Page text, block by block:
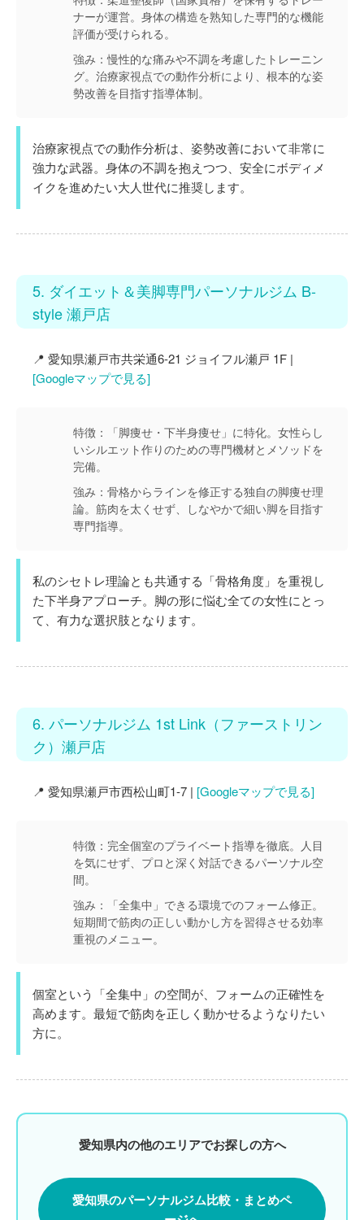
ナーが運営。身体の構造を熟知した専門的な機能
評価が受けられる。
強み：慢性的な痛みや不調を考慮したトレーニン
グ。治療家視点での動作分析により、根本的な姿
勢改善を目指す指導体制。
治療家視点での動作分析は、姿勢改善において非常に
強力な武器。身体の不調を抱えつつ、安全にボディメ
イクを進めたい大人世代に推奨します。
5. ダイエット＆美脚専門パーソナルジム B-
style 瀬戸店
📍 愛知県瀬戸市共栄通6-21 ジョイフル瀬戸 1F |
[Googleマップで見る]
特徴：
「脚痩せ・下半身痩せ」に特化。女性らし
いシルエット作りのための専門機材とメソッドを
完備。
強み： 骨格からラインを修正する独自の脚痩せ理
論。筋肉を太くせず、しなやかで細い脚を目指す
専門指導。
私のシセトレ理論とも共通する「骨格角度」を重視し
た下半身アプローチ。脚の形に悩む全ての女性にとっ
て、有力な選択肢となります。
6. パーソナルジム 1st Link（ファーストリン
ク）瀬戸店
📍 愛知県瀬戸市西松山町1-7 | [Googleマップで見る]
特徴： 完全個室のプライベート指導を徹底。人目
を気にせず、プロと深く対話できるパーソナル空
間。
強み：
「全集中」できる環境でのフォーム修正。
短期間で筋肉の正しい動かし方を習得させる効率
重視のメニュー。
個室という「全集中」の空間が、フォームの正確性を
高めます。最短で筋肉を正しく動かせるようなりたい
方に。
愛知県内の他のエリアでお探しの方へ
愛知県のパーソナルジム比較・まとめペ